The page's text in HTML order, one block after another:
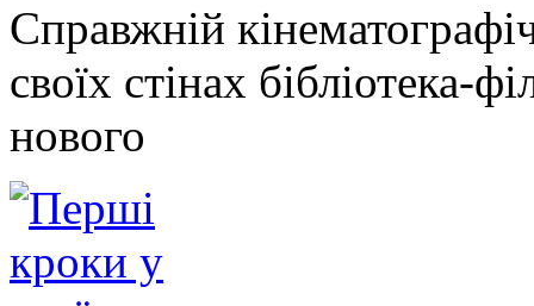
Справжній
своїх стінах бібліотека-
нового